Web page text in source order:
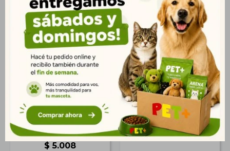
Pro Plan Cachorro Raza
Mediana 15kg |
Crecimiento Saludable
$ 5.008
Orijen Original Dog 5,9
kg (13 Lb)
$ 5.055